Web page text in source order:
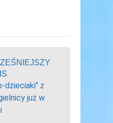
dzieciaki" z
już w